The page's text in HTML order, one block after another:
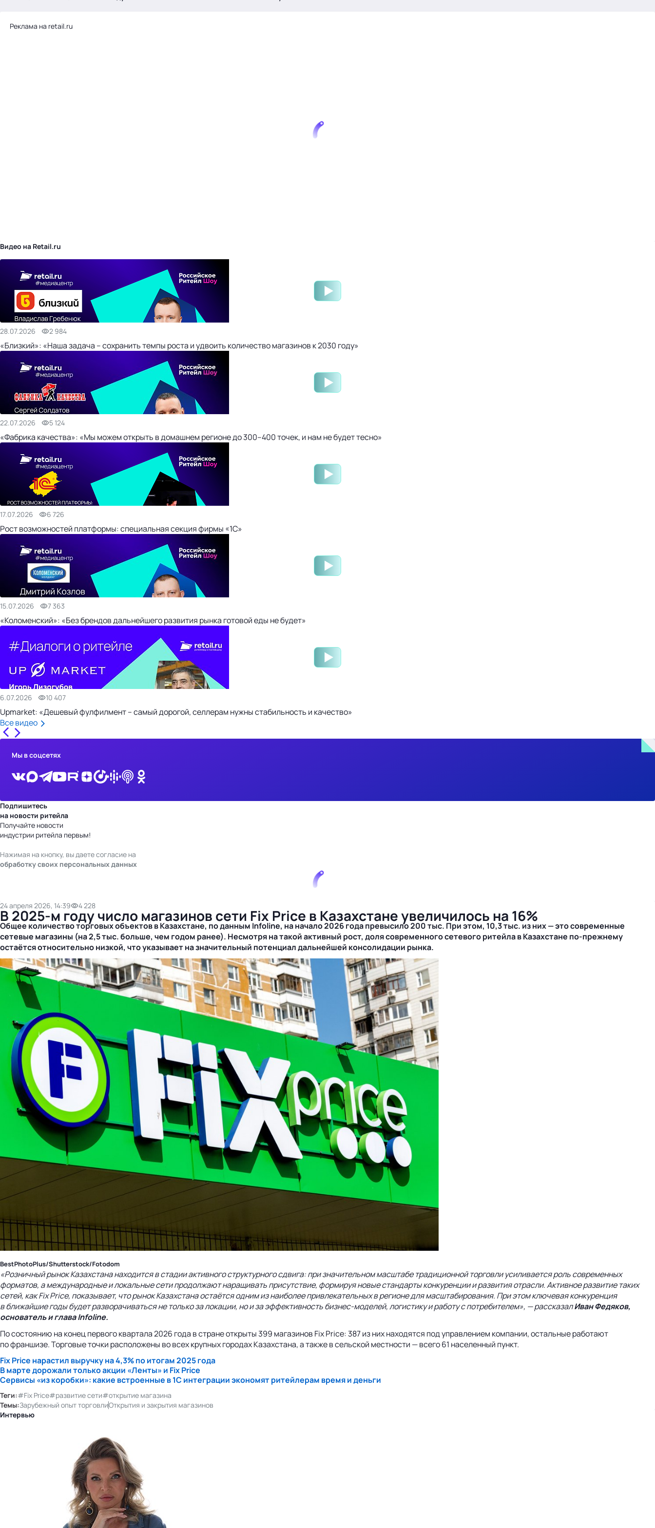
Реклама на retail.ru
Видео на Retail.ru
28.07.2026 2 984
«Близкий»: «Наша задача – сохранить темпы роста и удвоить количество магазинов к 2030 году»
22.07.2026 5 124
«Фабрика качества»: «Мы можем открыть в домашнем регионе до 300–400 точек, и нам не будет тесно»
17.07.2026 6 726
Рост возможностей платформы: специальная секция фирмы «1С»
15.07.2026 7 363
«Коломенский»: «Без брендов дальнейшего развития рынка готовой еды не будет»
6.07.2026 10 407
Upmarket: «Дешевый фулфилмент – самый дорогой, селлерам нужны стабильность и качество»
Все видео
Мы в соцсетях
Подпишитесь
на новости ритейла
Получайте новости
индустрии ритейла первым!
Нажимая на кнопку, вы даете согласие на
обработку своих персональных данных
24 апреля 2026, 14:39 4 228
В 2025-м году число магазинов сети Fix Price в Казахстане увеличилось на 16%
Общее количество торговых объектов в Казахстане, по данным Infoline, на начало 2026 года превысило 200 тыс. При этом, 10,3 тыс. из них — это современные
сетевые магазины (на 2,5 тыс. больше, чем годом ранее). Несмотря на такой активный рост, доля современного сетевого ритейла в Казахстане по-прежнему
остаётся относительно низкой, что указывает на значительный потенциал дальнейшей консолидации рынка.
BestPhotoPlus/Shutterstock/Fotodom
«Розничный рынок Казахстана находится в стадии активного структурного сдвига: при значительном масштабе традиционной торговли усиливается роль современных
форматов, а международные и локальные сети продолжают наращивать присутствие, формируя новые стандарты конкуренции и развития отрасли. Активное развитие таких
сетей, как Fix Price, показывает, что рынок Казахстана остаётся одним из наиболее привлекательных в регионе для масштабирования. При этом ключевая конкуренция
в ближайшие годы будет разворачиваться не только за локации, но и за эффективностьбизнес-моделей, логистику и работу с потребителем», — рассказалИван Федяков,
основатель и глава Infoline.
По состоянию на конец первого квартала 2026 года в стране открыты 399 магазинов Fix Price: 387 из них находятся под управлением компании, остальные работают
по франшизе. Торговые точки расположены во всех крупных городах Казахстана, а также в сельской местности — всего 61 населенный пункт.
Fix Price нарастил выручку на 4,3% по итогам 2025 года
В марте дорожали только акции «Ленты» и Fix Price
Сервисы «из коробки»: какие встроенные в 1С интеграции экономят ритейлерам время и деньги
Теги:#Fix Price#развитие сети#открытие магазина
Темы:Зарубежный опыт торговлиОткрытия и закрытия магазинов
Интервью